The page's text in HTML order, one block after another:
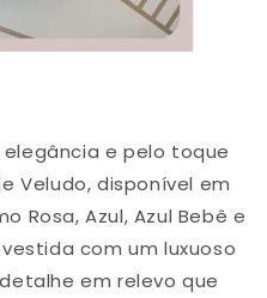
e pelo toque
Veludo, disponível em
Rosa, Azul, Azul Bebê e
com um luxuoso
em relevo que